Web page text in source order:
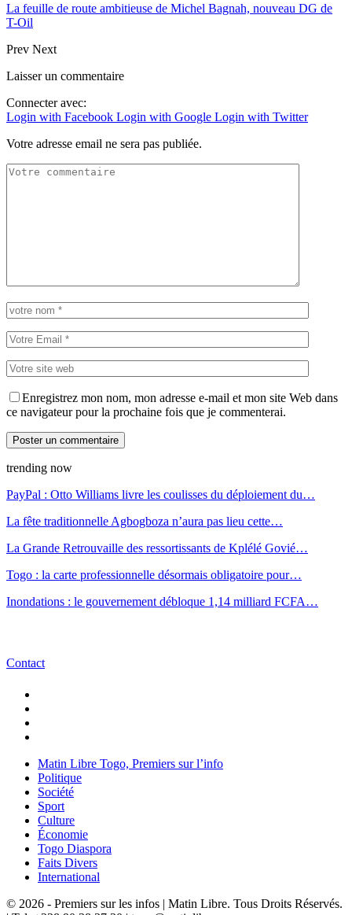
La feuille de route ambitieuse de Michel Bagnah, nouveau DG de
T-Oil
Prev Next
Laisser un commentaire
Connecter avec:
Login with Facebook Login with Google Login with Twitter
Votre adresse email ne sera pas publiée.
Enregistrez mon nom, mon adresse e-mail et mon site Web dans
ce navigateur pour la prochaine fois que je commenterai.
trending now
PayPal : Otto Williams livre les coulisses du déploiement du…
La fête traditionnelle Agbogboza n’aura pas lieu cette…
La Grande Retrouvaille des ressortissants de Kplélé Govié…
Togo : la carte professionnelle désormais obligatoire pour…
Inondations : le gouvernement débloque 1,14 milliard FCFA…
Contact
Matin Libre Togo, Premiers sur l’info
Politique
Société
Sport
Culture
Économie
Togo Diaspora
Faits Divers
International
© 2026 - Premiers sur les infos | Matin Libre. Tous Droits Réservés.